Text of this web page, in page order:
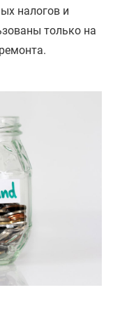
налогов и
только на